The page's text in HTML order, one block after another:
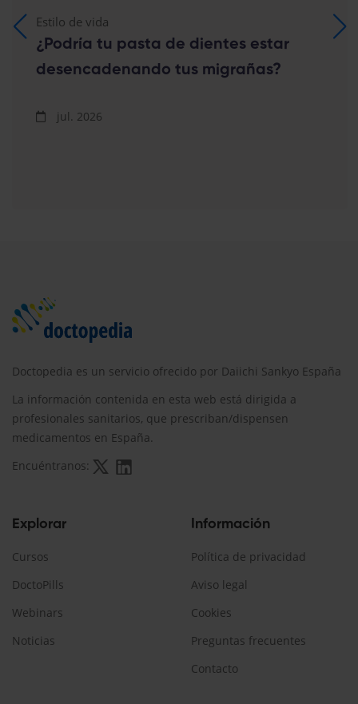
Estilo de vida
¿Podría tu pasta de dientes estar
desencadenando tus migrañas?
jul. 2026
Doctopedia es un servicio ofrecido por Daiichi Sankyo España
La información contenida en esta web está dirigida a
profesionales sanitarios, que prescriban/dispensen
medicamentos en España.
Encuéntranos:
Explorar
Cursos
DoctoPills
Webinars
Noticias
Información
Política de privacidad
Aviso legal
Cookies
Preguntas frecuentes
Contacto